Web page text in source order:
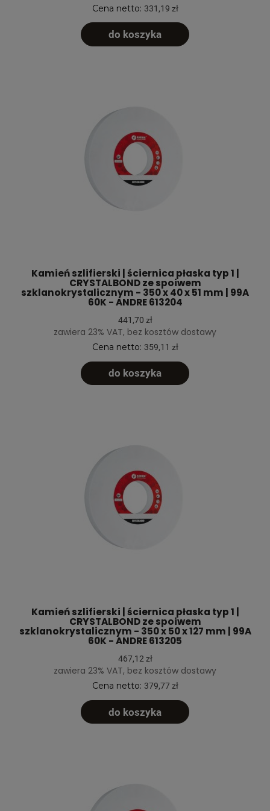
Cena netto: 331,19 zł
do koszyka
Kamień szlifierski | ściernica płaska typ 1 |
CRYSTALBOND ze spoiwem
szklanokrystalicznym - 350 x 40 x 51 mm | 99A
60K - ANDRE 613204
441,70 zł
zawiera 23% VAT, bez kosztów dostawy
Cena netto: 359,11 zł
do koszyka
Kamień szlifierski | ściernica płaska typ 1 |
CRYSTALBOND ze spoiwem
szklanokrystalicznym - 350 x 50 x 127 mm | 99A
60K - ANDRE 613205
467,12 zł
zawiera 23% VAT, bez kosztów dostawy
Cena netto: 379,77 zł
do koszyka